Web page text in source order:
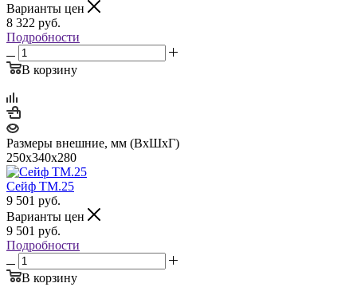
Варианты цен
8 322 руб.
Подробности
В корзину
Размеры внешние, мм (ВхШхГ)
250x340x280
Сейф TM.25
9 501 руб.
Варианты цен
9 501 руб.
Подробности
В корзину